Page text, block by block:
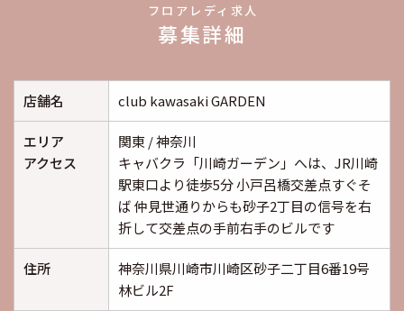
フロアレディ求人
募集詳細
店舗名 club kawasaki GARDEN
エリア
アクセス
関東 / 神奈川
キャバクラ「川崎ガーデン」へは、JR川崎
駅東口より徒歩5分 小戸呂橋交差点すぐそ
ば 仲見世通りからも砂子2丁目の信号を右
折して交差点の手前右手のビルです
住所
神奈川県川崎市川崎区砂子二丁目6番19号
林ビル2F